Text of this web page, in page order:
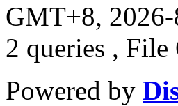
GMT+8,
2 queries , File
Powered by